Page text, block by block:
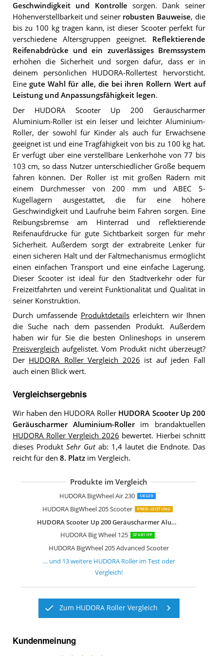
Geschwindigkeit und Kontrolle sorgen. Dank seiner
Höhenverstellbarkeit und seiner robusten Bauweise, die
bis zu 100 kg tragen kann, ist dieser Scooter perfekt für
verschiedene Altersgruppen geeignet. Reflektierende
Reifenabdrücke und ein zuverlässiges Bremssystem
erhöhen die Sicherheit und sorgen dafür, dass er in
deinem persönlichen HUDORA-Rollertest hervorsticht.
Eine gute Wahl für alle, die bei ihren Rollern Wert auf
Leistung und Anpassungsfähigkeit legen.
Der HUDORA Scooter Up 200 Geräuscharmer
Aluminium-Roller ist ein leiser und leichter Aluminium-
Roller, der sowohl für Kinder als auch für Erwachsene
geeignet ist und eine Tragfähigkeit von bis zu 100 kg hat.
Er verfügt über eine verstellbare Lenkerhöhe von 77 bis
103 cm, so dass Nutzer unterschiedlicher Größe bequem
fahren können. Der Roller ist mit großen Rädern mit
einem Durchmesser von 200 mm und ABEC 5-
Kugellagern ausgestattet, die für eine höhere
Geschwindigkeit und Laufruhe beim Fahren sorgen. Eine
Reibungsbremse am Hinterrad und reflektierende
Reifenaufdrucke für gute Sichtbarkeit sorgen für mehr
Sicherheit. Außerdem sorgt der extrabreite Lenker für
einen sicheren Halt und der Faltmechanismus ermöglicht
einen einfachen Transport und eine einfache Lagerung.
Dieser Scooter ist ideal für den Stadtverkehr oder für
Freizeitfahrten und vereint Funktionalität und Qualität in
seiner Konstruktion.
Durch umfassende Produktdetailserleichtern wir Ihnen
die Suche nach dem passenden Produkt. Außerdem
haben wir für Sie die besten Onlineshops in unserem
Preisvergleich aufgelistet. Vom Produkt nicht überzeugt?
Der HUDORA Roller Vergleich 2026 ist auf jeden Fall
auch einen Blick wert.
Vergleichsergebnis
Wir haben den HUDORA Roller HUDORA Scooter Up 200
Geräuscharmer Aluminium-Rollerim brandaktuellen
HUDORA Roller Vergleich 2026 bewertet. Hierbei schnitt
dieses Produkt Sehr Gutab: 1,4 lautet die Endnote. Das
reicht für den 8. Platzim Vergleich.
Produkte im Vergleich
HUDORA BigWheel Air 230 SIEGER
HUDORA BigWheel 205 Scooter PREIS-LEISTUNG
HUDORA Scooter Up 200 Geräuscharmer Aluminium-Roller
HUDORA Big Wheel 125
SPARTIPP
HUDORA BigWheel 205 Advanced Scooter
HUDORA Big Wheel 205
HUDORA BigWheel 205 Scooter
HUDORA BigWheel 215 Scooter
HUDORA BigWheel Air
HUDORA Little Big Wheel
HUDORA Little BigWheel Scooter
HUDORA Big Wheel 180 180 mm Rolle
HUDORA Big Wheel 125
Hudora Hornet Scooter Roller Air 200
HUDORA Scooter Up 145 Junior
… und 13weitere HUDORA Rollerim Test oder
Vergleich!
Zum HUDORA Roller Vergleich
Kundenmeinung